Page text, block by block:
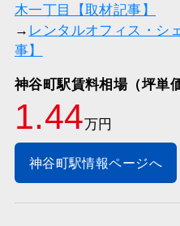
木一丁目【取材記事】
→ レンタルオフィス・シ
事】
神谷町駅賃料相場（坪単価
1.44万円
神谷町駅情報ページへ